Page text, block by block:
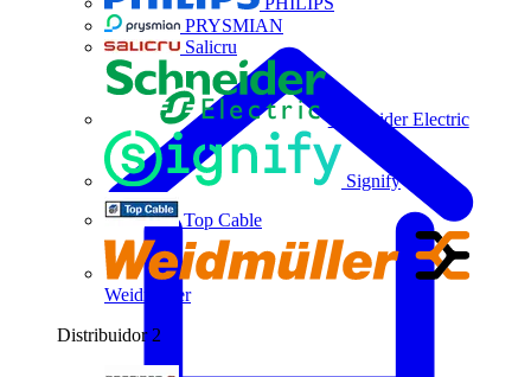
PRYSMIAN
Salicru
Schneider Electric
Signify
Top Cable
Weidmüller
Distribuidor 2